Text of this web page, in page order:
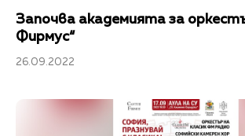
Започва академията за
Фирмус“
26.09.2022